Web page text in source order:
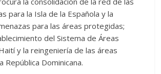
para la Isla de la Española y la
para las áreas protegidas;
del Sistema de Áreas
y la reingeniería de las áreas
República Dominicana.